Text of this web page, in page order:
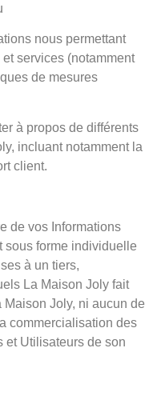
nous permettant
services (notamment
de mesures
à propos de différents
incluant notamment la
client.
de vos Informations
sous forme individuelle
à un tiers,
La Maison Joly fait
Joly, ni aucun de
commercialisation des
et Utilisateurs de son